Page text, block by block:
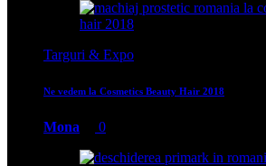
Targuri & Expo
Ne vedem la Cosmetics Beauty Hair 2018
Mona 0